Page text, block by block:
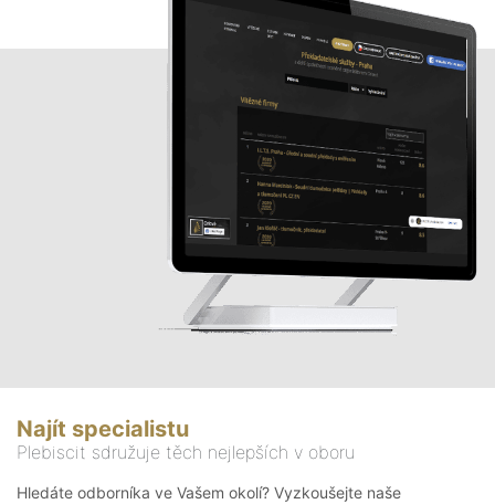
Najít specialistu
Plebiscit sdružuje těch nejlepších v oboru
Hledáte odborníka ve Vašem okolí? Vyzkoušejte naše